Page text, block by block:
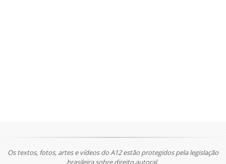
Os textos, fotos, artes e vídeos do A12 estão protegidos pela legislação
brasileira sobre direito autoral.